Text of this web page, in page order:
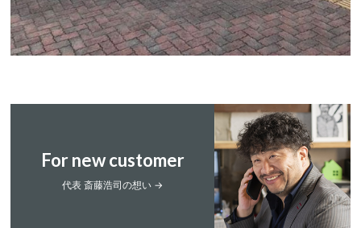
For new customer
代表 斎藤浩司の想い →